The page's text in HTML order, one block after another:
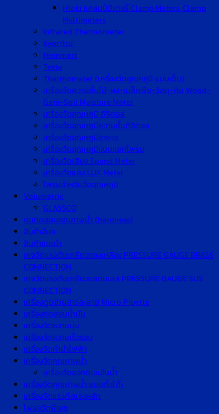
Hioki แคลมป์มิเตอร์ Clamp Meters, Clamp
Multimeters
Infrared Thermometer
Kyoritsu
Memmert
Testo
Thermometer (เครื่องวัดอุณหภูมิ แบบเข็ม)
เครื่องวัดความชื้นไม้-ผง-เมล็ดพืช-วัสดุ-ดิน Wood-
Gain-Soil Moisture Meter
เครื่องวัดอุณหภูมิ ดิจิตอล
เครื่องวัดอุณหภูมิความชื้นดิจิตอล
เครื่องวัดอุณหภูมิอาหาร
เครื่องวัดอุณหภูมิแบบแยกโพรบ
เครื่องวัดเสียง Sound Meter
เครื่องวัดแสง LUX Meter
โพรบสำหรับวัดอุณหภูมิ
Volumetric
GLASSCO
ชุดทดสอบคุณภาพน้ำ (hardness)
สินค้าอื่นๆ
สินค้าแนะนำ
เกจวัดแรงดันเกลียวทองเหลือง PRESSURE GAUGE BRASS
CONNECTION
เกจวัดแรงดันเกลียวแสตนเลส PRESSURE GAUGE SUS
CONNECTION
เครื่องดูดจ่ายสารละลาย Micro Pipette
เครื่องทดสอบน้ำมัน
เครื่องวัดความขุ่น
เครื่องวัดความเร็วรอบ
เครื่องวัดค่านำไฟฟ้า
เครื่องวัดคุณภาพน้ำ
เครื่องวัดออกซิเจนในน้ำ
เครื่องวัดคุณภาพน้ำ แบบตั้งโต๊ะ
เครื่องวัดแรงดึงแรงผลัก
โพรบวัดพีเอช